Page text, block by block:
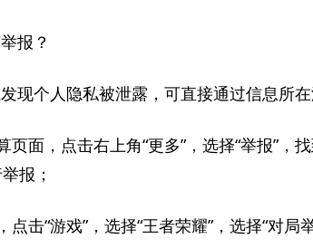
报？
现个人隐私被泄露，可直接通过信息所
页面，点击右上角“更多”，选择“举报”，
报；
击“游戏”，选择“王者荣耀”，选择“对局